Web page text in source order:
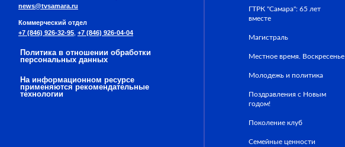
news@tvsamara.ru
Коммерческий отдел
+7 (846) 926-32-95 +7 (846) 926-04-04
Политика в отношении обработки
персональных данных
На информационном ресурсе
применяются рекомендательные
технологии
ГТРК "Самара": 65 лет
вместе
Магистраль
Местное время. Воскресенье
Молодежь и политика
Поздравления с Новым
годом!
Поколение клуб
Семейные ценности